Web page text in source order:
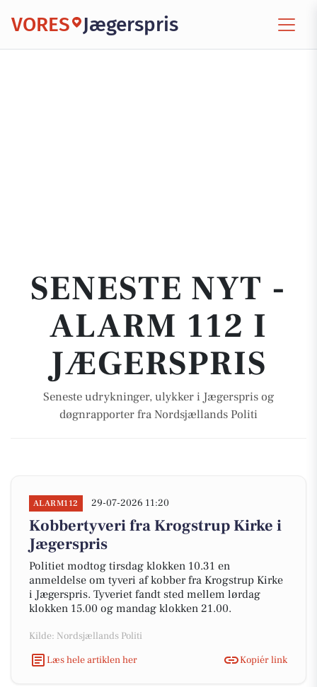
VORES Jægerspris
SENESTE NYT -
ALARM 112 I
JÆGERSPRIS
Seneste udrykninger, ulykker i Jægerspris og
døgnrapporter fra Nordsjællands Politi
ALARM112 29-07-2026 11:20
Kobbertyveri fra Krogstrup Kirke i
Jægerspris
Politiet modtog tirsdag klokken 10.31 en
anmeldelse om tyveri af kobber fra Krogstrup Kirke
i Jægerspris. Tyveriet fandt sted mellem lørdag
klokken 15.00 og mandag klokken 21.00.
Kilde: Nordsjællands Politi
Læs hele artiklen her
Kopiér link